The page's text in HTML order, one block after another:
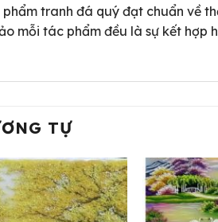
phẩm tranh đá quý đạt chuẩn về
mỗi tác phẩm đều là sự kết
TỰ